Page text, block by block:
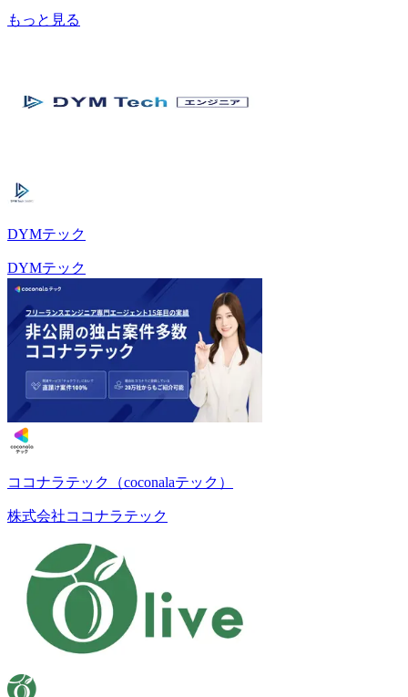
もっと見る
DYMテック
DYMテック
ココナラテック（coconalaテック）
株式会社ココナラテック